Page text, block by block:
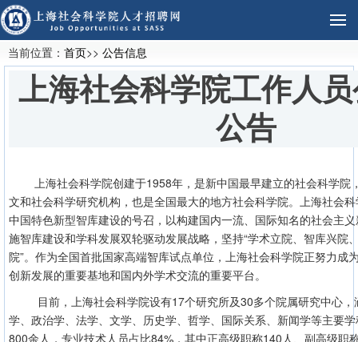
当前位置： 首页>> 公告信息
上海社会科学院工作人
公告
上海社会科学院创建于1958年，是新中国最早建立的社会科学院
文和社会科学研究机构，也是全国最大的地方社会科学院。上海社会
中国特色新型智库建设的号召，以构建国内一流、国际知名的社会主
施智库建设和学科发展双轮驱动发展战略，坚持“学术立院、智库兴院
院”。作为全国首批国家高端智库试点单位，上海社会科学院正努力成
创新发展的重要基地和国内外学术交流的重要平台。
目前，上海社会科学院设有17个研究所及30多个院属研究中心，
学、政治学、法学、文学、历史学、哲学、国际关系、新闻学等主要
800余人，专业技术人员占比84%，其中正高级职称140人、副高级职